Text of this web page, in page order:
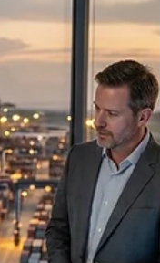
en el
América Latina? El
la
y el interés por atraer
están abriendo una
para el país.
competitivas de
que debe superar y los
potencial para
un referente regional